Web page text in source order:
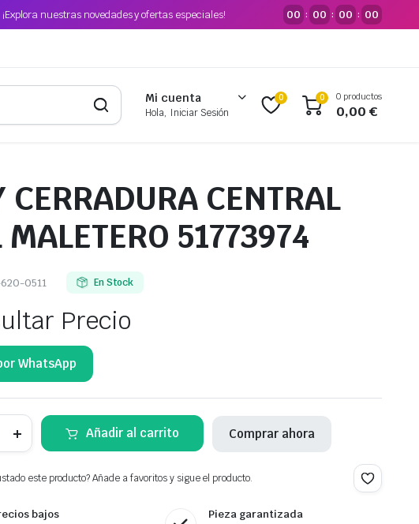
¡Explora nuestras novedades y ofertas especiales! 00 : 00 : 00 : 00
Mi cuenta
Hola, Iniciar Sesión
0 0 0 productos
0,00€
CERRADURA CENTRAL
MALETERO 51773974
0511 En Stock
Precio
WhatsApp
Añadir al carrito Comprar ahora
este producto? Añade a favoritos y sigue el producto.
bajos Pieza garantizada